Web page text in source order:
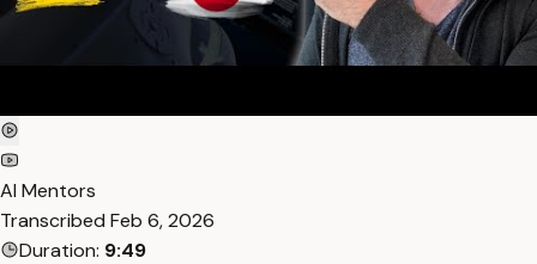
AI Mentors
Transcribed Feb 6, 2026
Duration: 9:49